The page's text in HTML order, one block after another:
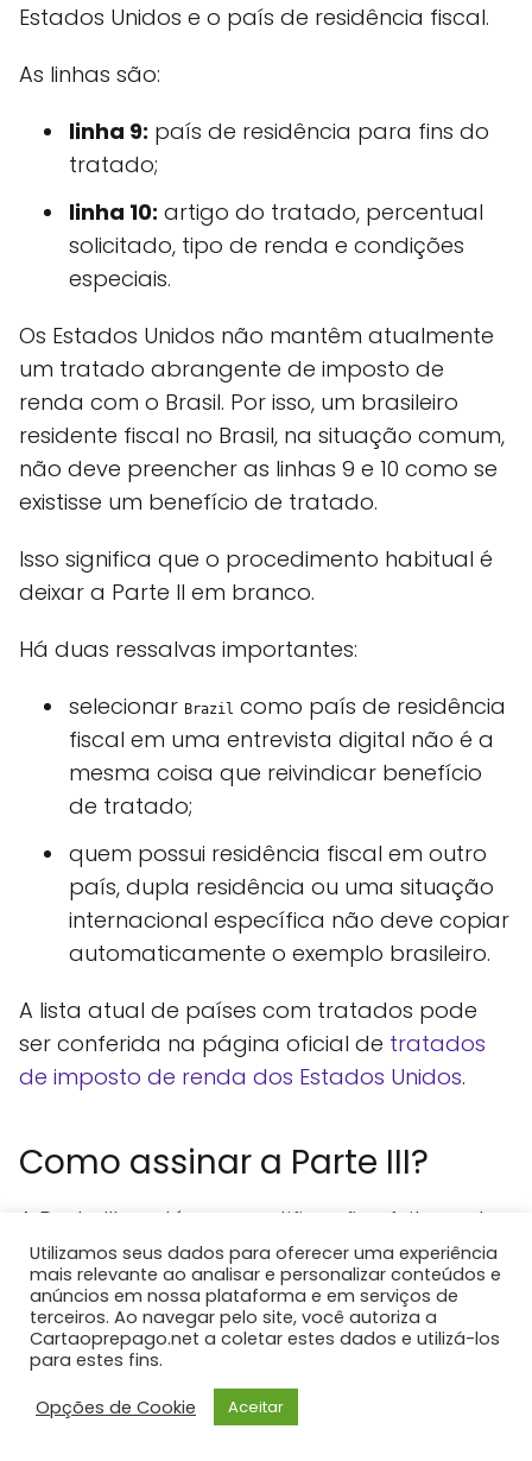
Estados Unidos e o país de residência fiscal.
As linhas são:
linha 9: país de residência para fins do
tratado;
linha 10: artigo do tratado, percentual
solicitado, tipo de renda e condições
especiais.
Os Estados Unidos não mantêm atualmente
um tratado abrangente de imposto de
renda com o Brasil. Por isso, um brasileiro
residente fiscal no Brasil, na situação comum,
não deve preencher as linhas 9 e 10 como se
existisse um benefício de tratado.
Isso significa que o procedimento habitual é
deixar a Parte II em branco.
Há duas ressalvas importantes:
selecionar Brazil como país de residência
fiscal em uma entrevista digital não é a
mesma coisa que reivindicar benefício
de tratado;
quem possui residência fiscal em outro
país, dupla residência ou uma situação
internacional específica não deve copiar
automaticamente o exemplo brasileiro.
A lista atual de países com tratados pode
ser conferida na página oficial de tratados
de imposto de renda dos Estados Unidos.
Como assinar a Parte III?
A Parte III contém as certificações feitas sob
responsabilidade do signatário.
Antes de assinar, confira se:
o nome da linha 1 está correto;
o endereço corresponde à residência
Utilizamos seus dados para oferecer uma experiência
mais relevante ao analisar e personalizar conteúdos e
anúncios em nossa plataforma e em serviços de
terceiros. Ao navegar pelo site, você autoriza a
Cartaoprepago.net a coletar estes dados e utilizá-los
para estes fins.
Opções de Cookie
Aceitar